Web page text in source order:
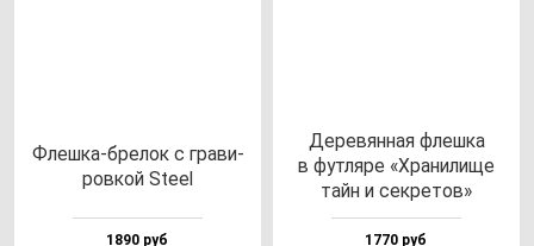
Флеш­ка-бре­лок с гра­ви­
ров­кой Ste­el
1890 руб
Дере­вян­ная флеш­ка
в фут­ля­ре «Хра­ни­ли­ще
тайн и сек­ре­тов»
1770 руб